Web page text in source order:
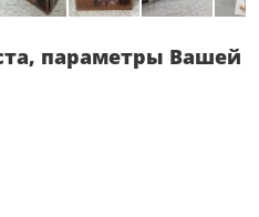
параметры Вашей